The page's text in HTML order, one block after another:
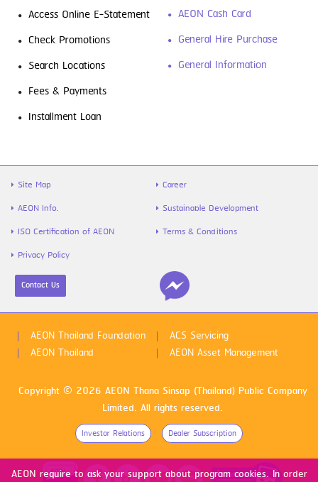
รู้จัก “สินเชื่อส่วนบุคคล” ตัวช่วยเงิน
ขาดมือ พร้อมวิธีใช้ให้คุ้ม และไม่เป็นหนี้ซ้ำ
ไข้หวัดใหญ่สายพันธุ์ A VS B ต่างกันยัง
ไง พร้อมวิธีป้องกันก่อนป่วย
ดูหนังฟรีทุกเดือน 1 สิทธิ์ วันเกิดเพิ่มอีก 1
สิทธิ์ ด้วยบัตรเครดิต AEON M GEN
AEON require to ask your support about program cookies. In order
Access Online E-Statement
Check Promotions
Search Locations
Fees & Payments
Installment Loan
AEON Cash Card
General Hire Purchase
General Information
Site Map
Career
AEON Info.
Sustainable Development
ISO Certification of AEON
Terms & Conditions
Privacy Policy
Contact Us
AEON Thailand Foundation
ACS Servicing
AEON Thailand
AEON Asset Management
Copyright © 2026 AEON Thana Sinsap (Thailand) Public Company
Limited. All rights reserved.
Investor Relations Dealer Subscription